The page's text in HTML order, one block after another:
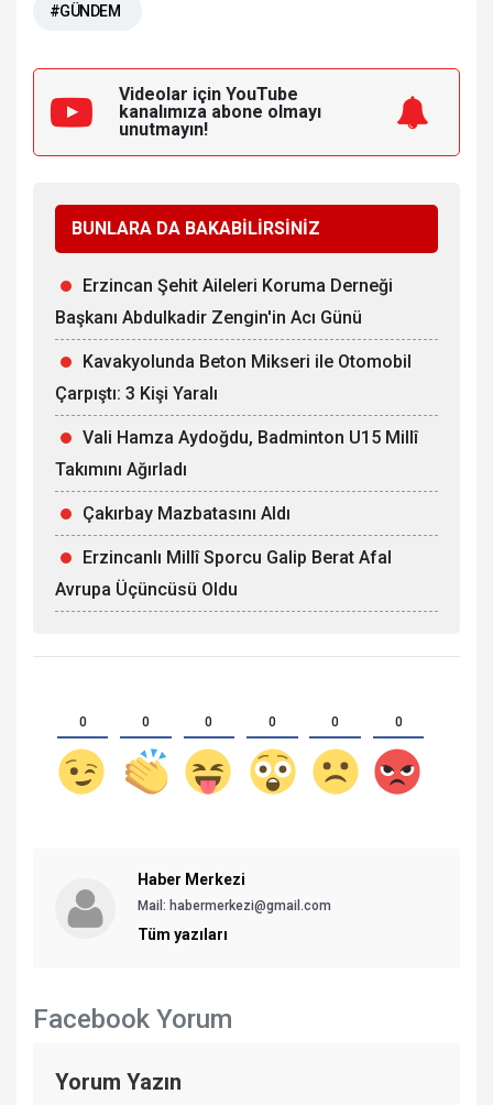
#GÜNDEM
Videolar için YouTube
kanalımıza abone olmayı
unutmayın!
BUNLARA DA BAKABİLİRSİNİZ
Erzincan Şehit Aileleri Koruma Derneği
Başkanı Abdulkadir Zengin'in Acı Günü
Kavakyolunda Beton Mikseri ile Otomobil
Çarpıştı: 3 Kişi Yaralı
Vali Hamza Aydoğdu, Badminton U15 Millî
Takımını Ağırladı
Çakırbay Mazbatasını Aldı
Erzincanlı Millî Sporcu Galip Berat Afal
Avrupa Üçüncüsü Oldu
0 0 0 0 0 0
Haber Merkezi
Mail: habermerkezi@gmail.com
Tüm yazıları
Facebook Yorum
Yorum Yazın